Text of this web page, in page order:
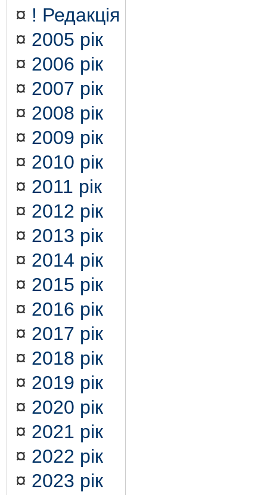
¤ ! Редакція
¤ 2005 рік
¤ 2006 рік
¤ 2007 рік
¤ 2008 рік
¤ 2009 рік
¤ 2010 рік
¤ 2011 рік
¤ 2012 рік
¤ 2013 рік
¤ 2014 рік
¤ 2015 рік
¤ 2016 рік
¤ 2017 рік
¤ 2018 рік
¤ 2019 рік
¤ 2020 рік
¤ 2021 рік
¤ 2022 рік
¤ 2023 рік